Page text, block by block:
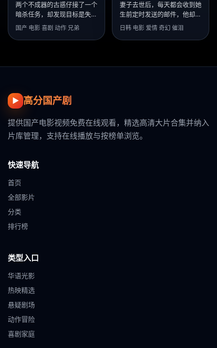
两个不成器的古惑仔接了一个
暗杀任务，却发现目标是失散
二十年的亲哥哥。
国产 电影 喜剧 动作 兄弟
妻子去世后，每天都会收到她
生前定时发送的邮件，他却不
敢打开最后一封。
日韩 电影 爱情 奇幻 催泪
▶ 高分国产剧
提供国产电影视频免费在线观看，精选高清大片合集并纳入
片库管理，支持在线播放与按榜单浏览。
快速导航
首页
全部影片
分类
排行榜
类型入口
华语光影
热映精选
悬疑剧场
动作冒险
喜剧家庭